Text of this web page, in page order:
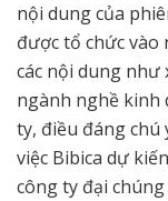
nội dung của
được tổ chức vào
các nội dung như
ngành nghề kinh
ty, điều đáng
việc Bibica dự
công ty đại